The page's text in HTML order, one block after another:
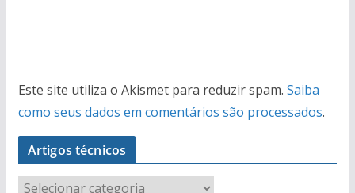
Este site utiliza o Akismet para reduzir spam. Saiba
como seus dados em comentários são processados.
Artigos técnicos